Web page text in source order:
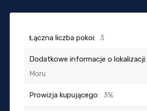
Łączna liczba pokoi: 3
Dodatkowe informacje o lokalizacji:
Moru
Prowizja kupującego: 3%